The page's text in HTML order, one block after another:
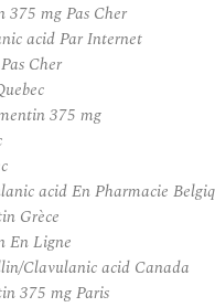
mg Pas Cher
acid Par Internet
Cher
375 mg
acid En Pharmacie
Grèce
En Ligne
Clavulanic acid Canada
375 mg Paris